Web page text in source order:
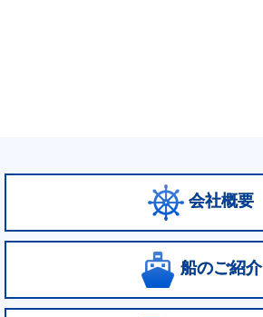
会社概要
船のご紹介